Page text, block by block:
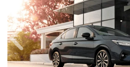
Anterior